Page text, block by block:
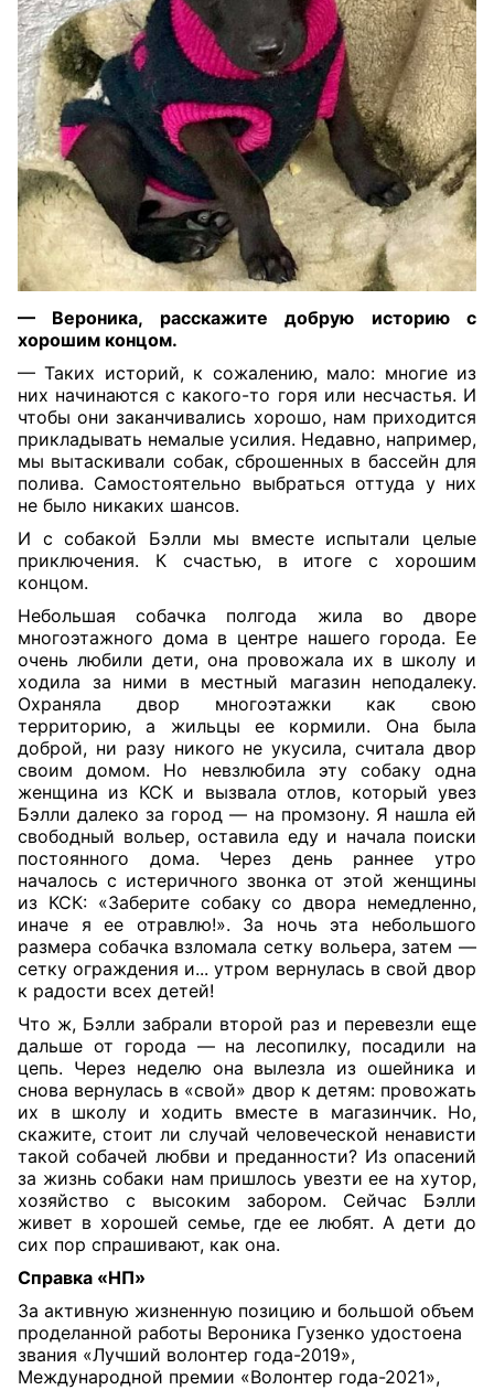
— Вероника, расскажите добрую историю с
хорошим концом.
— Таких историй, к сожалению, мало: многие из
них начинаются с какого-то горя или несчастья. И
чтобы они заканчивались хорошо, нам приходится
прикладывать немалые усилия. Недавно, например,
мы вытаскивали собак, сброшенных в бассейн для
полива. Самостоятельно выбраться оттуда у них
не было никаких шансов.
И с собакой Бэлли мы вместе испытали целые
приключения. К счастью, в итоге с хорошим
концом.
Небольшая собачка полгода жила во дворе
многоэтажного дома в центре нашего города. Ее
очень любили дети, она провожала их в школу и
ходила за ними в местный магазин неподалеку.
Охраняла двор многоэтажки как свою
территорию, а жильцы ее кормили. Она была
доброй, ни разу никого не укусила, считала двор
своим домом. Но невзлюбила эту собаку одна
женщина из КСК и вызвала отлов, который увез
Бэлли далеко за город — на промзону. Я нашла ей
свободный вольер, оставила еду и начала поиски
постоянного дома. Через день раннее утро
началось с истеричного звонка от этой женщины
из КСК: «Заберите собаку со двора немедленно,
иначе я ее отравлю!». За ночь эта небольшого
размера собачка взломала сетку вольера, затем —
сетку ограждения и... утром вернулась в свой двор
к радости всех детей!
Что ж, Бэлли забрали второй раз и перевезли еще
дальше от города — на лесопилку, посадили на
цепь. Через неделю она вылезла из ошейника и
снова вернулась в «свой» двор к детям: провожать
их в школу и ходить вместе в магазинчик. Но,
скажите, стоит ли случай человеческой ненависти
такой собачей любви и преданности? Из опасений
за жизнь собаки нам пришлось увезти ее на хутор,
хозяйство с высоким забором. Сейчас Бэлли
живет в хорошей семье, где ее любят. А дети до
сих пор спрашивают, как она.
Справка «НП»
За активную жизненную позицию и большой объем
проделанной работы Вероника Гузенко удостоена
звания «Лучший волонтер года-2019»,
Международной премии «Волонтер года-2021»,